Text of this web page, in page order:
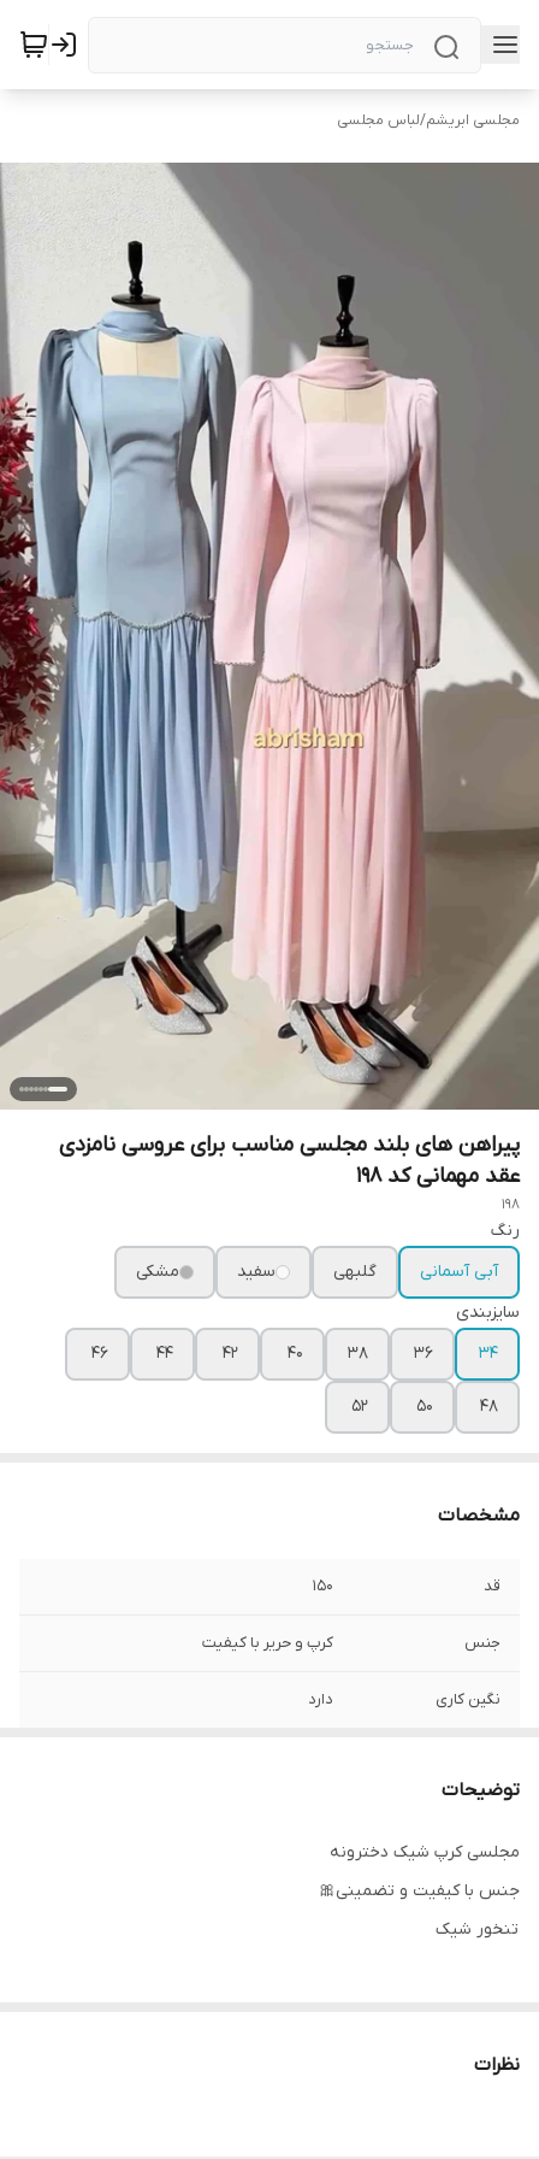
مجلسی ابریشم/لباس مجلسی
پیراهن های بلند مجلسی مناسب برای عروسی نامزدی
عقد مهمانی کد ۱۹۸
198
رنگ
آبی آسمانی
گلبهی سفید
مشکی
سایزبندی
۳۴
۳۶ ۳۸ ۴۰ ۴۲ ۴۴ ۴۶
۴۸ ۵۰ ۵۲
مشخصات
قد ۱۵۰
جنس کرپ و حریر با کیفیت
نگین کاری دارد
توضیحات
مجلسی کرپ شیک دخترونه
جنس با کیفیت و تضمینی🎀
تنخور شیک
نظرات